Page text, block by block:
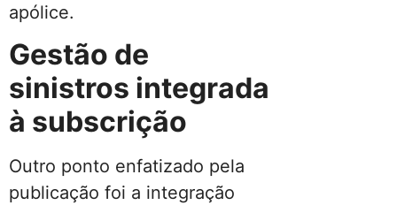
apólice.
Gestão de
sinistros integrada
à subscrição
Outro ponto enfatizado pela
publicação foi a integração